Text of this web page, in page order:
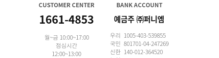
CUSTOMER CENTER
1661-4853
월~금 10:00~17:00
점심시간
12:00~13:00
BANK ACCOUNT
예금주 ㈜퍼니엠
우리 1005-403-539855
국민 801701-04-247269
신한 140-012-364520